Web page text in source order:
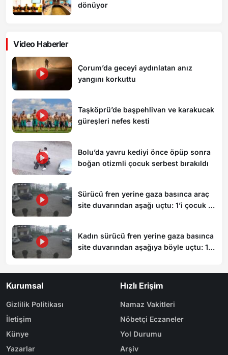
dönüyor
Video Haberler
Çorum’da geceyi aydınlatan anız
yangını korkuttu
Taşköprü’de başpehlivan ve karakucak
güreşleri nefes kesti
Bolu’da yavru kediyi önce öpüp sonra
boğan otizmli çocuk serbest bırakıldı
Sürücü fren yerine gaza basınca araç
site duvarından aşağı uçtu: 1’i çocuk 3
Kadın sürücü fren yerine gaza basınca
site duvarından aşağıya böyle uçtu: 1’i
Kurumsal
Gizlilik Politikası
İletişim
Künye
Yazarlar
Hızlı Erişim
Namaz Vakitleri
Nöbetçi Eczaneler
Yol Durumu
Arşiv